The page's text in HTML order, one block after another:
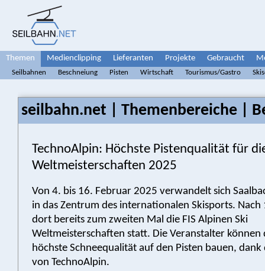
Themen Medienclipping Lieferanten Projekte Gebraucht
Seilbahnen Beschneiung Pisten Wirtschaft Tourismus/Gastro
seilbahn.net | Themenbereiche |
TechnoAlpin: Höchste Pistenqualität für
Weltmeisterschaften 2025
Von 4. bis 16. Februar 2025 verwandelt sich
in das Zentrum des internationalen Skisports.
dort bereits zum zweiten Mal die FIS Alpinen Ski
Weltmeisterschaften statt. Die Veranstalter können
höchste Schneequalität auf den Pisten bauen, dank
von TechnoAlpin.